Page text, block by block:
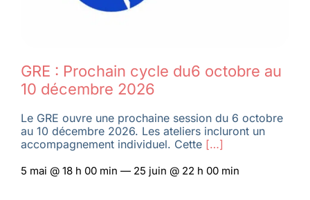
GRE : Prochain cycle du6 octobre au
10 décembre 2026
Le GRE ouvre une prochaine session du 6 octobre
au 10 décembre 2026. Les ateliers incluront un
accompagnement individuel. Cette[…]
5 mai @ 18 h 00 min — 25 juin @ 22 h 00 min